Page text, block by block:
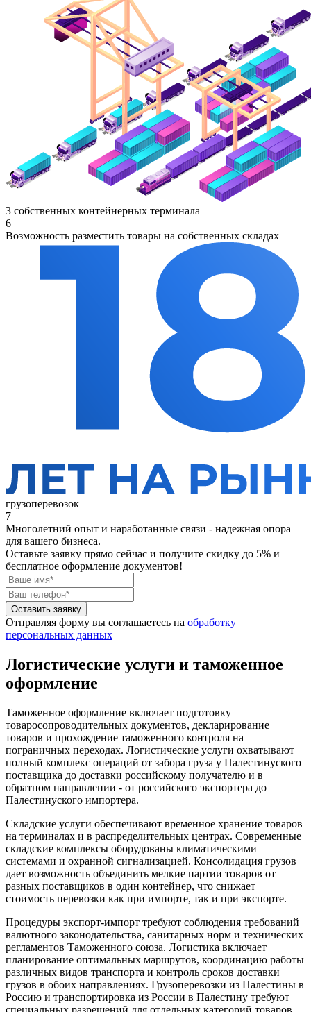
3 собственных контейнерных терминала
6
Возможность разместить товары на собственных складах
грузоперевозок
7
Многолетний опыт и наработанные связи - надежная опора
для вашего бизнеса.
Оставьте заявку прямо сейчас и получите скидку до 5% и
бесплатное оформление документов!
Оставить заявку
Отправляя форму вы соглашаетесь на обработку
персональных данных
Логистические услуги и таможенное
оформление
Таможенное оформление включает подготовку
товаросопроводительных документов, декларирование
товаров и прохождение таможенного контроля на
пограничных переходах. Логистические услуги охватывают
полный комплекс операций от забора груза у Палестинуского
поставщика до доставки российскому получателю и в
обратном направлении - от российского экспортера до
Палестинуского импортера.
Складские услуги обеспечивают временное хранение товаров
на терминалах и в распределительных центрах. Современные
складские комплексы оборудованы климатическими
системами и охранной сигнализацией. Консолидация грузов
дает возможность объединить мелкие партии товаров от
разных поставщиков в один контейнер, что снижает
стоимость перевозки как при импорте, так и при экспорте.
Процедуры экспорт-импорт требуют соблюдения требований
валютного законодательства, санитарных норм и технических
регламентов Таможенного союза. Логистика включает
планирование оптимальных маршрутов, координацию работы
различных видов транспорта и контроль сроков доставки
грузов в обоих направлениях. Грузоперевозки из Палестины в
Россию и транспортировка из России в Палестину требуют
специальных разрешений для отдельных категорий товаров.